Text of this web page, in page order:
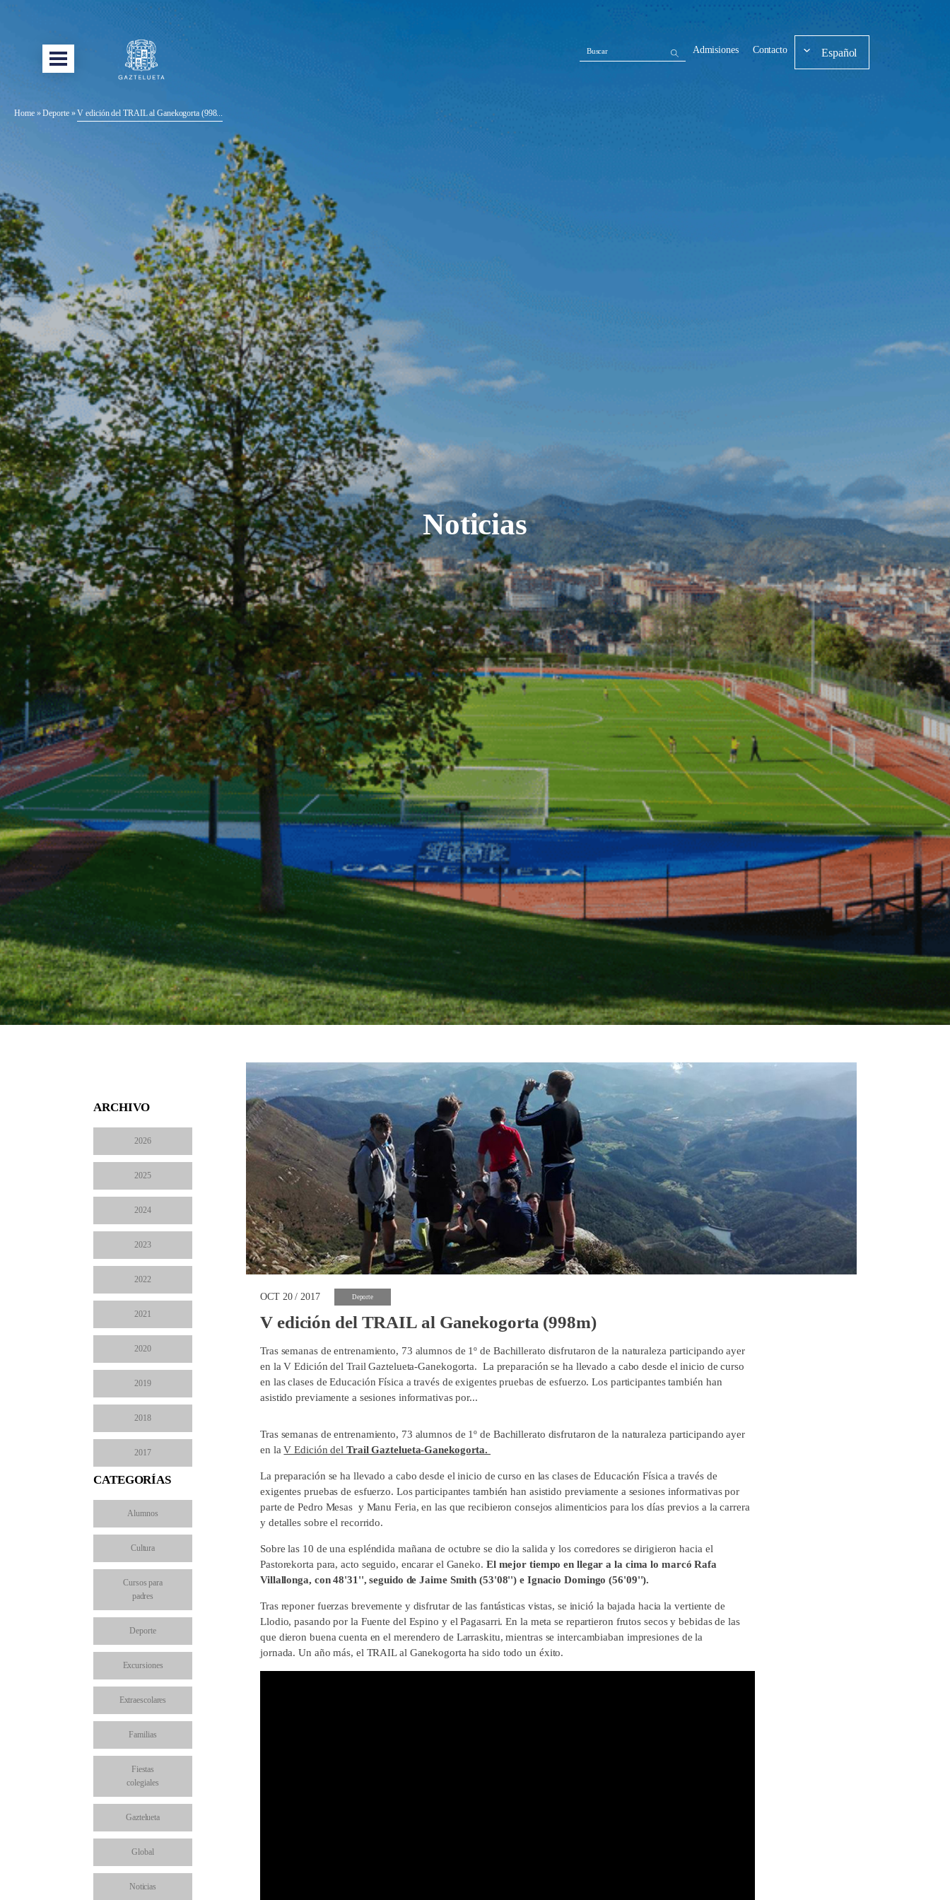
Home»Deporte»V edición del TRAIL al Ganekogorta (998...
Buscar Admisiones Contacto Español
Noticias
ARCHIVO
2026
2025
2024
2023
2022
2021
2020
2019
2018
2017
CATEGORÍAS
Alumnos
Cultura
Cursos para
padres
Deporte
Excursiones
Extraescolares
Familias
Fiestas
colegiales
Gaztelueta
Global
Noticias
OCT 20 / 2017 Deporte
V edición del TRAIL al Ganekogorta (998m)
Tras semanas de entrenamiento, 73 alumnos de 1º de Bachillerato disfrutaron de la naturaleza participando ayer
en la V Edición del Trail Gaztelueta-Ganekogorta. La preparación se ha llevado a cabo desde el inicio de curso
en las clases de Educación Física a través de exigentes pruebas de esfuerzo. Los participantes también han
asistido previamente a sesiones informativas por...
Tras semanas de entrenamiento, 73 alumnos de 1º de Bachillerato disfrutaron de la naturaleza participando ayer
en laV Edición delTrail Gaztelueta-Ganekogorta.
La preparación se ha llevado a cabo desde el inicio de curso en las clases de Educación Física a través de
exigentes pruebas de esfuerzo. Los participantes también han asistido previamente a sesiones informativas por
parte de Pedro Mesas y Manu Feria, en las que recibieron consejos alimenticios para los días previos a la carrera
y detalles sobre el recorrido.
Sobre las 10 de una espléndida mañana de octubre se dio la salida y los corredores se dirigieron hacia el
Pastorekorta para, acto seguido, encarar el Ganeko. El mejor tiempo en llegar a la cima lo marcó Rafa
Villallonga, con 48'31'', seguido de Jaime Smith (53'08'') e Ignacio Domingo (56'09'').
Tras reponer fuerzas brevemente y disfrutar de las fantásticas vistas, se inició la bajada hacia la vertiente de
Llodio, pasando por la Fuente del Espino y el Pagasarri. En la meta se repartieron frutos secos y bebidas de las
que dieron buena cuenta en el merendero de Larraskitu, mientras se intercambiaban impresiones de la
jornada. Un año más, el TRAIL al Ganekogorta ha sido todo un éxito.